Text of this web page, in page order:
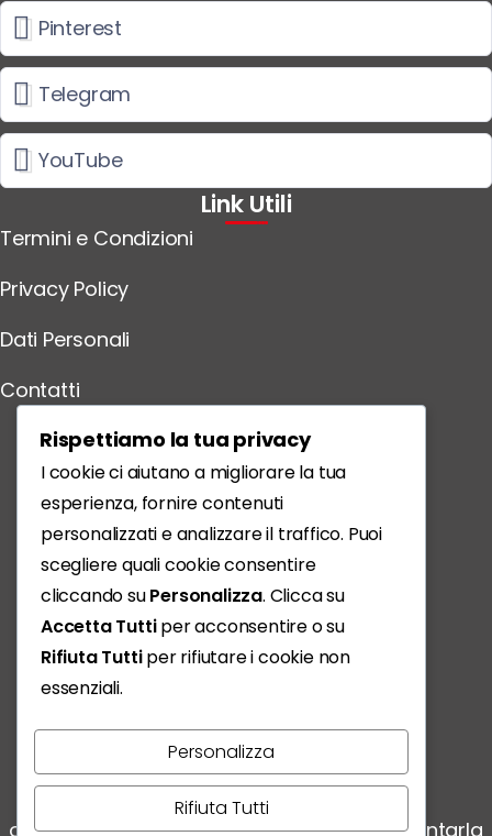
Pinterest
Telegram
YouTube
Link Utili
Termini e Condizioni
Privacy Policy
Dati Personali
Contatti
Scarica l'App
Vivere, condividere, scoprire:
ogni storia conta e noi siamo qui per raccontarla
Rispettiamo la tua privacy
I cookie ci aiutano a migliorare la tua
esperienza, fornire contenuti
personalizzati e analizzare il traffico. Puoi
scegliere quali cookie consentire
cliccando suPersonalizza. Clicca su
Accetta Tuttiper acconsentire o su
Rifiuta Tuttiper rifiutare i cookie non
essenziali.
Personalizza
Rifiuta Tutti